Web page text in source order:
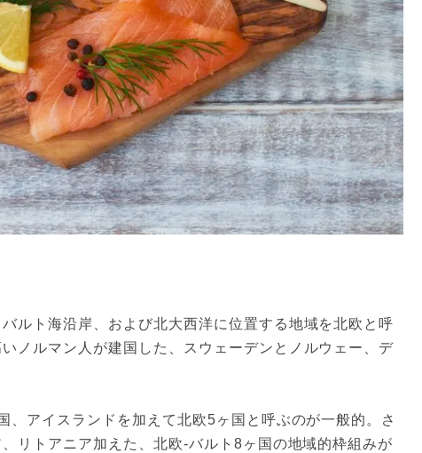
ルト海沿岸、および北大西洋に位置する地域を北欧と呼
ノルマン人が建国した、スウェーデンとノルウェー、デ
、アイスランドを加えて北欧5ヶ国と呼ぶのが一般的。さ
リトアニア加えた、北欧-バルト8ヶ国の地域的枠組みが